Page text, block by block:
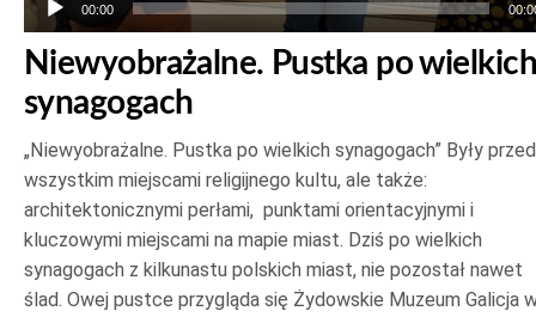
00:00
Niewyobrażalne. Pustka po wielkich
synagogach
„Niewyobrażalne. Pustka po wielkich synagogach” Były
wszystkim miejscami religijnego kultu, ale także:
architektonicznymi perłami, punktami orientacyjnymi i
kluczowymi miejscami na mapie miast. Dziś po wielkich
synagogach z kilkunastu polskich miast, nie pozostał nawet
ślad. Owej pustce przygląda się Żydowskie Muzeum Galicja